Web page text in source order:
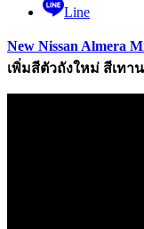
Line
New Nissan Almera
เพิ่มสีตัวถังใหม่ สีเทา